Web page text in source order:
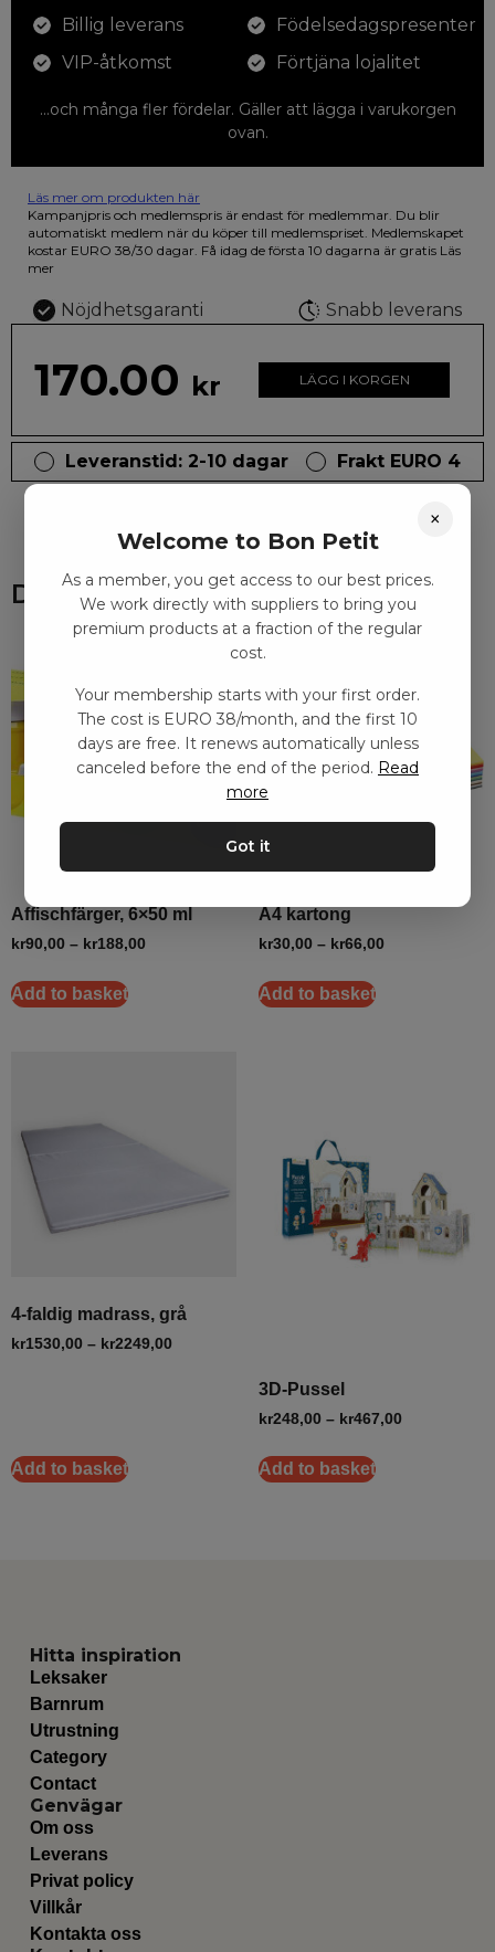
Billig leverans
VIP-åtkomst
Födelsedagspresenter
Förtjäna lojalitet
...och många fler fördelar. Gäller att lägga i varukorgen
ovan.
Läs mer om produkten här
12 färgpennor som du kan färglägga dina teckningar med. På
illustrationen på den vackra askan finns fjärilar i vilda fluorescerande
färger.
Kampanjpris och medlemspris är endast för medlemmar. Du blir
automatiskt medlem när du köper till medlemspriset. Medlemskapet
kostar EURO 38/30 dagar. Få idag de första 10 dagarna är gratis Läs
mer
Nöjdhetsgaranti Snabb leverans
170.00 kr LÄGG I KORGEN
Leveranstid: 2-10 dagar Frakt EURO 4
Du kanske också gillar
Affischfärger, 6×50 ml
kr90,00 – kr188,00
Add to basket
A4 kartong
kr30,00 – kr66,00
Add to basket
4-faldig madrass, grå
kr1530,00 – kr2249,00
Add to basket
3D-Pussel
kr248,00 – kr467,00
Add to basket
Hitta inspiration
Leksaker
Barnrum
Utrustning
Category
Contact
Genvägar
Om oss
Leverans
Privat policy
Villkår
Kontakta oss
×
Welcome to Bon Petit
As a member, you get access to our best prices.
We work directly with suppliers to bring you
premium products at a fraction of the regular
cost.
Your membership starts with your first order.
The cost is EURO 38/month, and the first 10
days are free. It renews automatically unless
canceled before the end of the period. Read
more
Got it